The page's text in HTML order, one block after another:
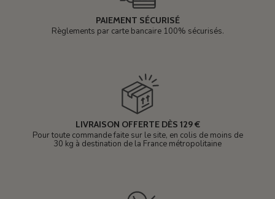
PAIEMENT SÉCURISÉ
Règlements par carte bancaire 100% sécurisés.
LIVRAISON OFFERTE DÈS 129 €
Pour toute commande faite sur le site, en colis de moins de
30 kg à destination de la France métropolitaine